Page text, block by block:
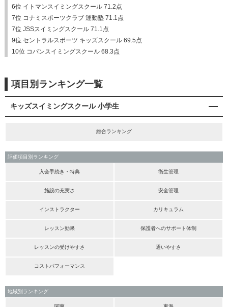
6位 イトマンスイミングスクール 71.2点
7位 コナミスポーツクラブ 運動塾 71.1点
7位 JSSスイミングスクール 71.1点
9位 セントラルスポーツ キッズスクール 69.5点
10位 コパンスイミングスクール 68.3点
項目別ランキング一覧
キッズスイミングスクール 小学生
総合ランキング
評価項目別ランキング
入会手続き・特典 衛生管理
施設の充実さ 安全管理
インストラクター カリキュラム
レッスン効果 保護者へのサポート体制
レッスンの受けやすさ 通いやすさ
コストパフォーマンス
地域別ランキング